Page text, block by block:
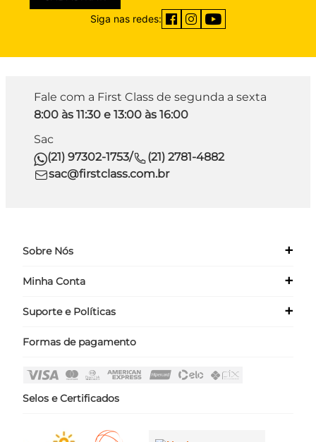
Siga nas redes:
Fale com a First Class de segunda a sexta
8:00 às 11:30 e 13:00 às 16:00
Sac
(21) 97302-1753/
(21) 2781-4882
sac@firstclass.com.br
Sobre Nós +
Quem Somos
Minha Conta +
Meus Dados
Suporte e Políticas +
Políticas
Fale Conosco
Formas de pagamento
Selos e Certificados